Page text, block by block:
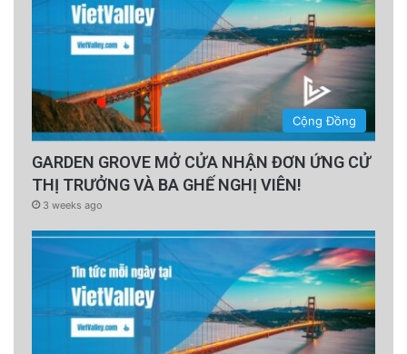
nhà ga và quy hoạch vùng, đầu tư nước ngoài.
Câu hỏi đặt ra là liệu Bộ Xây dựng có đảm
nhiệm được khối lượng công việc đòi hỏi khả
năng điều phối chuyên gia của nhiều lĩnh vực
quan trọng khác nhau?
Ngay cả khi Bộ Xây dựng có thể xây dựng
sẵn lực nguồn nhân lực để thực hiện nó. Trước
hết, Việt Nam không có sẵn nguồn kỹ sư
đường sắt chất lượng cao để triển khai đại dự
án phức tạp chưa có tiền lệ này.
Cộng Đồng
GARDEN GROVE MỞ CỬA NHẬN ĐƠN ỨNG CỬ
THỊ TRƯỞNG VÀ BA GHẾ NGHỊ VIÊN!
3 weeks ago